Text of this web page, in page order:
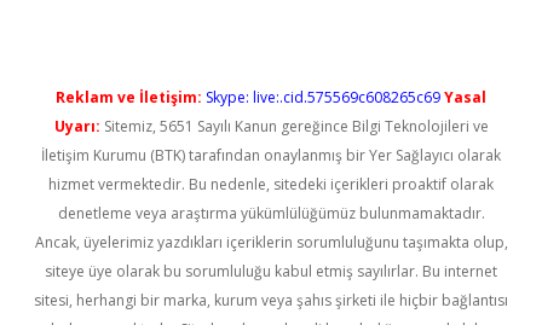
Reklam ve İletişim: Skype: live:.cid.575569c608265c69Yasal
Uyarı: Sitemiz, 5651 Sayılı Kanun gereğince Bilgi Teknolojileri ve
İletişim Kurumu (BTK) tarafından onaylanmış bir Yer Sağlayıcı olarak
hizmet vermektedir. Bu nedenle, sitedeki içerikleri proaktif olarak
denetleme veya araştırma yükümlülüğümüz bulunmamaktadır.
Ancak, üyelerimiz yazdıkları içeriklerin sorumluluğunu taşımakta olup,
siteye üye olarak bu sorumluluğu kabul etmiş sayılırlar. Bu internet
sitesi, herhangi bir marka, kurum veya şahıs şirketi ile hiçbir bağlantısı